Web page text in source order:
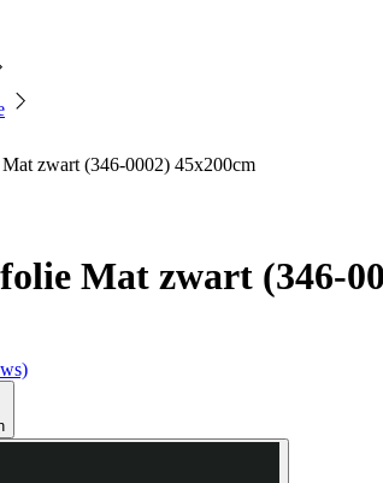
zwart (346-0002) 45x200cm
Mat zwart (346-